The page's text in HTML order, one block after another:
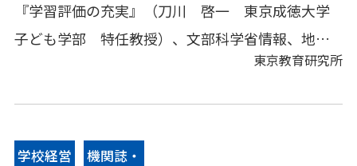
『学習評価の充実』（刀川 啓一 東京成徳大学
子ども学部 特任教授）、文部科学省情報、地方
教育行政、その他の教育情報、教育キーワードな
東京教育研究所
学校経営
機関誌・